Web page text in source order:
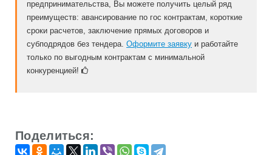
предпринимательства, Вы можете получить целый ряд
преимуществ: авансирование по гос контрактам, короткие
сроки расчетов, заключение прямых договоров и
субподрядов без тендера. Оформите заявку и работайте
только по выгодным контрактам с минимальной
конкуренцией!
Поделиться: